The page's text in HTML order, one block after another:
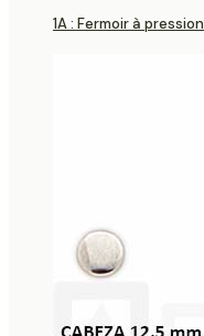
1A : Fermoir à pression